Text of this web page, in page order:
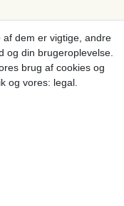
af dem er vigtige, andre
og din brugeroplevelse.
brug af cookies og
og vores: legal.